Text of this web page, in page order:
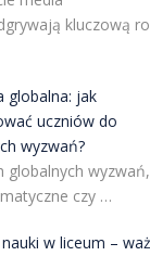
kluczową
globalna: jak
uczniów do
wyzwań?
globalnych wyzwań,
czy …
w liceum –